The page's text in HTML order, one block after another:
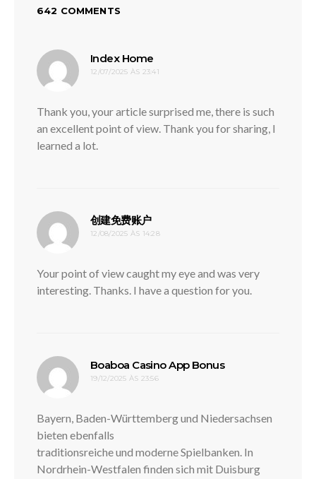
642 COMMENTS
Index Home
12/07/2025 ÀS 23:41
Thank you, your article surprised me, there is such
an excellent point of view. Thank you for sharing, I
learned a lot.
创建免费账户disse:
12/08/2025 ÀS 14:28
Your point of view caught my eye and was very
interesting. Thanks. I have a question for you.
Boaboa Casino App Bonusdisse:
19/12/2025 ÀS 23:56
Bayern, Baden-Württemberg und Niedersachsen
bieten ebenfalls
traditionsreiche und moderne Spielbanken. In
Nordrhein-Westfalen finden sich mit Duisburg